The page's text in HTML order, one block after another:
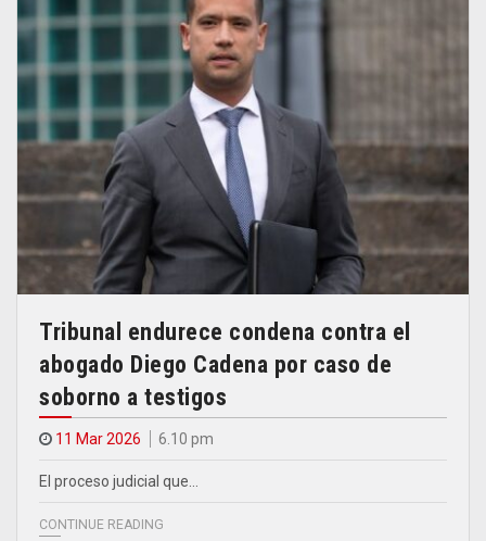
Tribunal endurece condena contra el
abogado Diego Cadena por caso de
soborno a testigos
11 Mar 2026 6.10 pm
El proceso judicial que…
CONTINUE READING